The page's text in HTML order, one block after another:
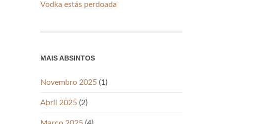
Vodka estás perdoada
MAIS ABSINTOS
Novembro 2025 (1)
Abril 2025 (2)